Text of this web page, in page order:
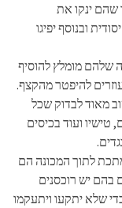
ינקו את
ובנוסף יפיגו
שלהם מומלץ להוסיף
מאוד לבדוק שכל
ועוד בכיסים
לתוך המכונה הם
בהם יש רוכסנים
שלא יתקעו ויתעקמו